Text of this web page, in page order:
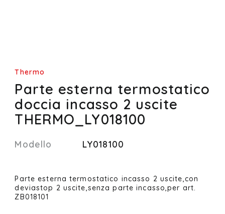
Thermo
Parte esterna termostatico
doccia incasso 2 uscite
THERMO_LY018100
Modello LY018100
Parte esterna termostatico incasso 2 uscite,con
deviastop 2 uscite,senza parte incasso,per art.
ZB018101